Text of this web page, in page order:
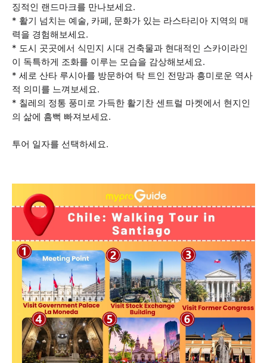
징적인 랜드마크를 만나보세요.
* 활기 넘치는 예술, 카페, 문화가 있는 라스타리아 지역의 매
력을 경험해보세요.
* 도시 곳곳에서 식민지 시대 건축물과 현대적인 스카이라인
이 독특하게 조화를 이루는 모습을 감상해보세요.
* 세로 산타 루시아를 방문하여 탁 트인 전망과 흥미로운 역사
적 의미를 느껴보세요.
* 칠레의 정통 풍미로 가득한 활기찬 센트럴 마켓에서 현지인
의 삶에 흠뻑 빠져보세요.
투어 일자를 선택하세요.